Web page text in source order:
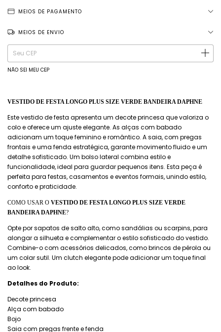
MEIOS DE PAGAMENTO
MEIOS DE ENVIO
Entregas para o CEP:
ALTERAR CEP
NÃO SEI MEU CEP
VESTIDO DE FESTA LONGO PLUS SIZE VERDE BANDEIRA DAPHNE
Este vestido de festa apresenta um decote princesa que valoriza o
colo e oferece um ajuste elegante. As alças com babado
adicionam um toque feminino e romântico. A saia, com pregas
frontais e uma fenda estratégica, garante movimento fluido e um
detalhe sofisticado. Um bolso lateral combina estilo e
funcionalidade, ideal para guardar pequenos itens. Esta peça é
perfeita para festas, casamentos e eventos formais, unindo estilo,
conforto e praticidade.
COMO USAR O VESTIDO DE FESTA LONGO PLUS SIZE VERDE
BANDEIRA DAPHNE?
Opte por sapatos de salto alto, como sandálias ou scarpins, para
alongar a silhueta e complementar o estilo sofisticado do vestido.
Combine-o com acessórios delicados, como brincos de pérola ou
um colar sutil. Um clutch elegante pode adicionar um toque final
ao look.
Detalhes do Produto:
Decote princesa
Alça com babado
Bojo
Saia com pregas frente e fenda